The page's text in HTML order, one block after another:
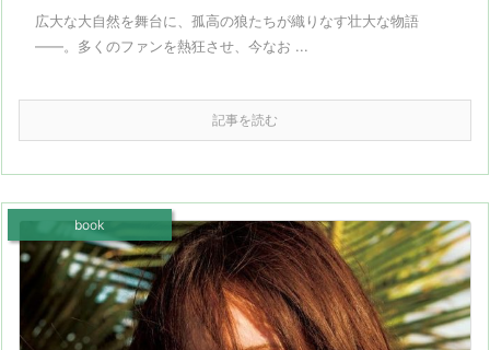
広大な大自然を舞台に、孤高の狼たちが織りなす壮大な物語
――。多くのファンを熱狂させ、今なお ...
記事を読む
book